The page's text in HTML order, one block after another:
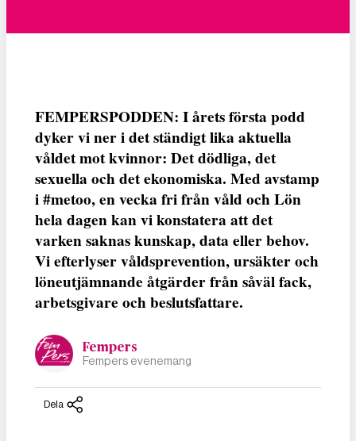
FEMPERSPODDEN: I årets första podd
dyker vi ner i det ständigt lika aktuella
våldet mot kvinnor: Det dödliga, det
sexuella och det ekonomiska. Med avstamp
i #metoo, en vecka fri från våld och Lön
hela dagen kan vi konstatera att det
varken saknas kunskap, data eller behov.
Vi efterlyser våldsprevention, ursäkter och
löneutjämnande åtgärder från såväl fack,
arbetsgivare och beslutsfattare.
Fempers
Fempers evenemang
Dela